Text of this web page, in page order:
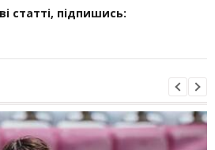
статті, підпишись: